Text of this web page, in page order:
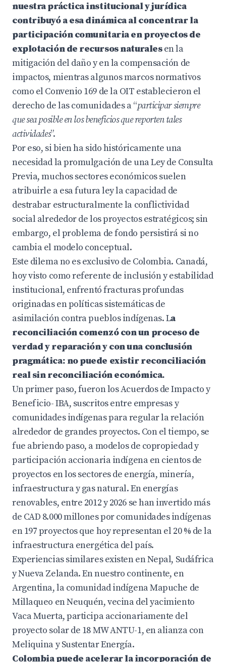
nuestra práctica institucional y jurídica
contribuyó a esa dinámica al concentrar la
participación comunitaria en proyectos de
explotación de recursos naturalesen la
mitigación del daño y en la compensación de
impactos, mientras algunos marcos normativos
como el Convenio 169 de la OIT establecieron el
derecho de las comunidades a “participar siempre
que sea posible en los beneficios que reporten tales
actividades”.
Por eso, si bien ha sido históricamente una
necesidad la promulgación de una Ley de Consulta
Previa, muchos sectores económicos suelen
atribuirle a esa futura ley la capacidad de
destrabar estructuralmente la conflictividad
social alrededor de los proyectos estratégicos; sin
embargo, el problema de fondo persistirá si no
cambia el modelo conceptual.
Este dilema no es exclusivo de Colombia. Canadá,
hoy visto como referente de inclusión y estabilidad
institucional, enfrentó fracturas profundas
originadas en políticas sistemáticas de
asimilación contra pueblos indígenas. La
reconciliación comenzó con un proceso de
verdad y reparación y con una conclusión
pragmática: no puede existir reconciliación
real sin reconciliación económica.
Un primer paso, fueron los Acuerdos de Impacto y
Beneficio- IBA, suscritos entre empresas y
comunidades indígenas para regular la relación
alrededor de grandes proyectos. Con el tiempo, se
fue abriendo paso, a modelos de copropiedad y
participación accionaria indígena en cientos de
proyectos en los sectores de energía, minería,
infraestructura y gas natural. En energías
renovables, entre 2012 y 2026 se han invertido más
de CAD 8.000 millones por comunidades indígenas
en 197 proyectos que hoy representan el 20 % de la
infraestructura energética del país.
Experiencias similares existen en Nepal, Sudáfrica
y Nueva Zelanda. En nuestro continente, en
Argentina, la comunidad indígena Mapuche de
Millaqueo en Neuquén, vecina del yacimiento
Vaca Muerta, participa accionariamente del
proyecto solar de 18 MW ANTU-1, en alianza con
Meliquina y Sustentar Energía.
Colombia puede acelerar la incorporación de